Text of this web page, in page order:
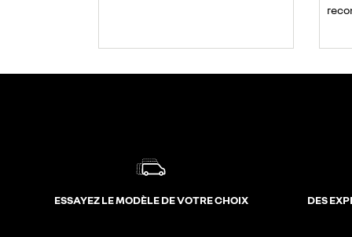
ESSAYEZ LE MODÈLE DE VOTRE CHOIX DES